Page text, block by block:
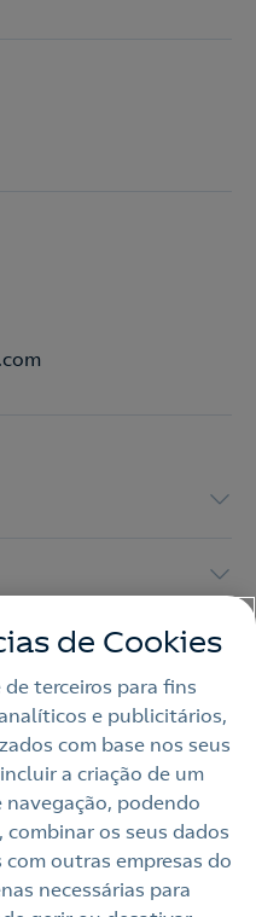
de Cookies
terceiros para fins
e publicitários,
com base nos seus
a criação de um
podendo
os seus dados
outras empresas do
necessárias para